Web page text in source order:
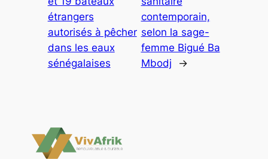
étrangers
autorisés à pêcher
dans les eaux
sénégalaises
contemporain,
selon la sage-
femme Bigué Ba
Mbodj
→